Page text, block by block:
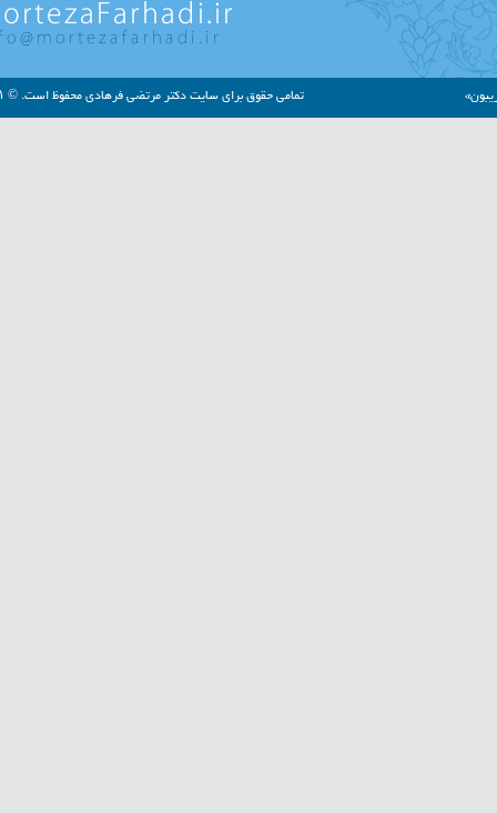
تمامی حقوق برای سایت دکتر مرتضی فرهادی محفوظ است. © ۱۳۹۱